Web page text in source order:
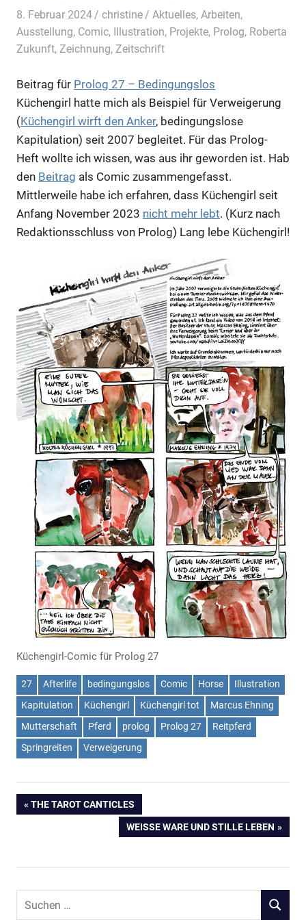
8. Februar 2024 christine Aktuelles,Arbeiten,
Ausstellung, Comic, Illustration, Projekte, Prolog, Roberta
Zukunft, Zeichnung, Zeitschrift
Beitrag für Prolog 27 – Bedingungslos
Küchengirl hatte mich als Beispiel für Verweigerung
(Küchengirl wirft den Anker, bedingungslose
Kapitulation) seit 2007 begleitet. Für das Prolog-
Heft wollte ich wissen, was aus ihr geworden ist. Hab
den Beitrag als Comic zusammengefasst.
Mittlerweile habe ich erfahren, dass Küchengirl seit
Anfang November 2023 nicht mehr lebt. (Kurz nach
Redaktionsschluss von Prolog) Lang lebe Küchengirl!
Küchengirl-Comic für Prolog 27
27 Afterlife bedingungslos Comic Horse
Illustration
Kapitulation
Küchengirl Küchengirl tot
Marcus Ehning
Mutterschaft
Pferd prolog Prolog 27
Reitpferd
Springreiten
Verweigerung
Beitragsnavigation
VORHERIGER
THE TAROT CANTICLES
NÄCHSTER
WEISSE WARE UND STILLE LEBEN
Suchen
SUCHEN